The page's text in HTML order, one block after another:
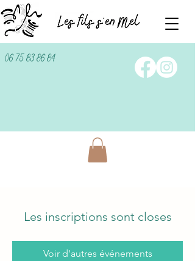
06 75 83 86 84
Les inscriptions sont closes
Voir d'autres événements